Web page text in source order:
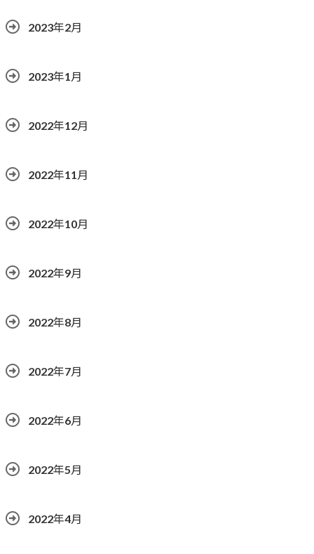
2023年2月
2023年1月
2022年12月
2022年11月
2022年10月
2022年9月
2022年8月
2022年7月
2022年6月
2022年5月
2022年4月